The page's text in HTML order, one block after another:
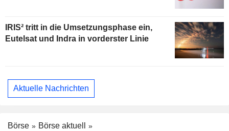
IRIS² tritt in die Umsetzungsphase ein,
Eutelsat und Indra in vorderster Linie
Aktuelle Nachrichten
Börse
Börse aktuell